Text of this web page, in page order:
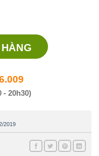
trị bệnh gì? giá thuốc tại
- 20h30)
2019